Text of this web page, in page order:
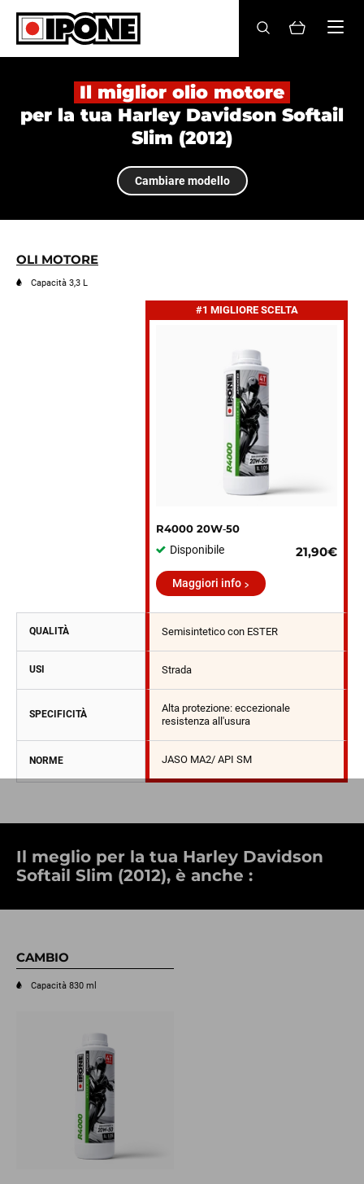
Ipone
OLI MOTORE
CURA
MANUTENZIONE
Rivenditori
Il miglior olio motore
per la tua Harley Davidson Softail
Slim (2012)
Cambiare modello
OLI MOTORE
Capacità 3,3 L
#1 MIGLIORE SCELTA
R4000 20W‑50
Disponibile
21,90€
Maggiori info
QUALITÀ Semisintetico con ESTER
USI Strada
SPECIFICITÀ
Alta protezione: eccezionale
resistenza all'usura
NORME JASO MA2/ API SM
Il meglio per la tua Harley Davidson
Softail Slim (2012), è anche :
CAMBIO
Capacità 830 ml